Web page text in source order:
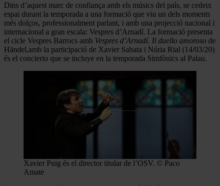
Dins d’aquest marc de confiança amb els músics del país, se cedeix
espai durant la temporada a una formació que viu un dels moments
més dolços, professionalment parlant, i amb una projecció nacional i
internacional a gran escala: Vespres d’Arnadí. La formació presenta
el cicle Vespres Barrocs amb Vespres d’Arnadí. Il duello amoroso de
Händel,amb la participació de Xavier Sabata i Núria Rial (14/03/20)
és el concierto que se incluye en la temporada Simfònics al Palau.
Xavier Puig és el director titular de l’OSV. © Paco
Amate